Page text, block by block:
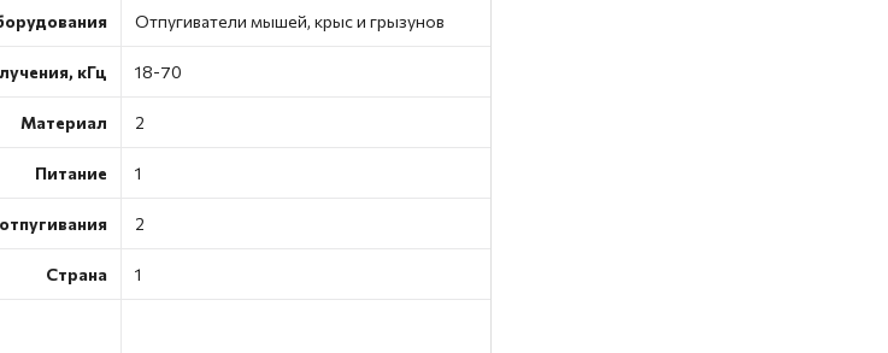
Отпугиватели мышей, крыс и грызунов
кГц 18-70
Материал 2
Питание 1
2
Страна 1